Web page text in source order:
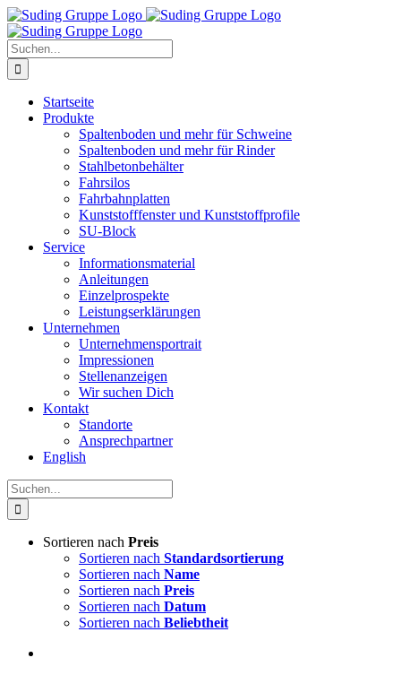
Zum
Inhalt
springen
Suche
nach:
Startseite
Produkte
Spaltenboden und mehr für Schweine
Spaltenboden und mehr für Rinder
Stahlbetonbehälter
Fahrsilos
Fahrbahnplatten
Kunststofffenster und Kunststoffprofile
SU-Block
Service
Informationsmaterial
Anleitungen
Einzelprospekte
Leistungserklärungen
Unternehmen
Unternehmensportrait
Impressionen
Stellenanzeigen
Wir suchen Dich
Kontakt
Standorte
Ansprechpartner
English
Suche
nach:
Sortieren nach Preis
Sortieren nach Standardsortierung
Sortieren nach Name
Sortieren nach Preis
Sortieren nach Datum
Sortieren nach Beliebtheit